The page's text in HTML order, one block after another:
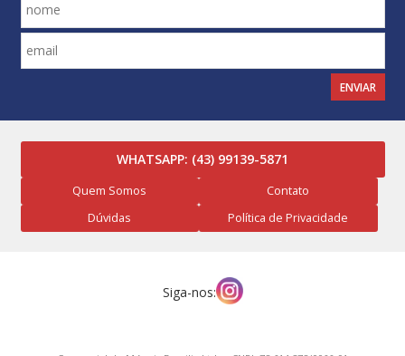
ENVIAR
WHATSAPP: (43) 99139-5871
Quem Somos
Contato
Dúvidas
Política de Privacidade
Siga-nos: